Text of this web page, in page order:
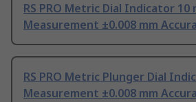
RS PRO Metric Dial Indicator 10
Measurement ±0.008 mm
RS PRO Metric Plunger Dial
Measurement ±0.008 mm